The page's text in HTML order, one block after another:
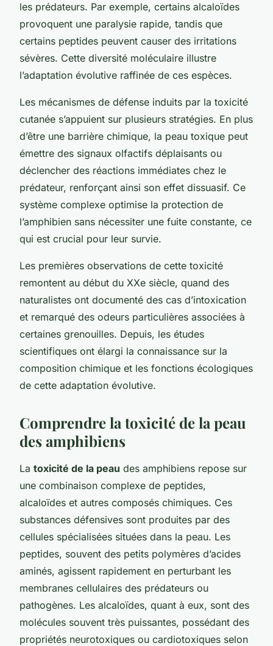
les prédateurs. Par exemple, certains alcaloïdes
provoquent une paralysie rapide, tandis que
certains peptides peuvent causer des irritations
sévères. Cette diversité moléculaire illustre
l’adaptation évolutive raffinée de ces espèces.
Les mécanismes de défense induits par la toxicité
cutanée s’appuient sur plusieurs stratégies. En plus
d’être une barrière chimique, la peau toxique peut
émettre des signaux olfactifs déplaisants ou
déclencher des réactions immédiates chez le
prédateur, renforçant ainsi son effet dissuasif. Ce
système complexe optimise la protection de
l’amphibien sans nécessiter une fuite constante, ce
qui est crucial pour leur survie.
Les premières observations de cette toxicité
remontent au début du XXe siècle, quand des
naturalistes ont documenté des cas d’intoxication
et remarqué des odeurs particulières associées à
certaines grenouilles. Depuis, les études
scientifiques ont élargi la connaissance sur la
composition chimique et les fonctions écologiques
de cette adaptation évolutive.
Comprendre la toxicité de la peau
des amphibiens
La toxicité de la peau des amphibiens repose sur
une combinaison complexe de peptides,
alcaloïdes et autres composés chimiques. Ces
substances défensives sont produites par des
cellules spécialisées situées dans la peau. Les
peptides, souvent des petits polymères d’acides
aminés, agissent rapidement en perturbant les
membranes cellulaires des prédateurs ou
pathogènes. Les alcaloïdes, quant à eux, sont des
molécules souvent très puissantes, possédant des
propriétés neurotoxiques ou cardiotoxiques selon